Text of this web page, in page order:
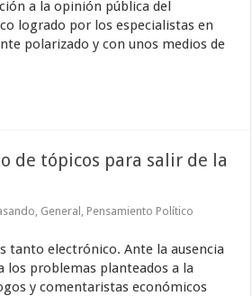
a la opinión pública del
logrado por los especialistas en
polarizado y con unos medios de
de tópicos para salir de la
General Pensamiento Político
tanto electrónico. Ante la ausencia
los problemas planteados a la
y comentaristas económicos